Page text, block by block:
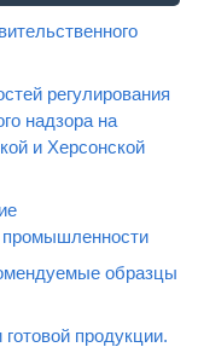
регулирования
надзора на
и Херсонской
промышленности
образцы
продукции.